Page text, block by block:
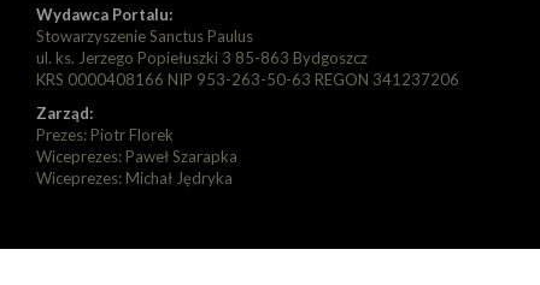
Wydawca Portalu:
Stowarzyszenie Sanctus Paulus
ul. ks. Jerzego Popiełuszki 3 85-863 Bydgoszcz
KRS 0000408166 NIP 953-263-50-63 REGON 341237206
Zarząd:
Prezes: Piotr Florek
Wiceprezes: Paweł Szarapka
Wiceprezes: Michał Jędryka